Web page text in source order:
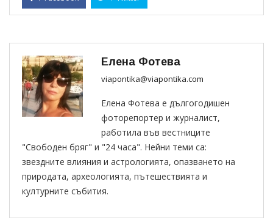
Елена Фотева
viapontika@viapontika.com
Елена Фотева е дългогодишен
фоторепортер и журналист,
работила във вестниците
"Свободен бряг" и "24 часа". Нейни теми са:
звездните влияния и астрологията, опазването на
природата, археологията, пътешествията и
културните събития.